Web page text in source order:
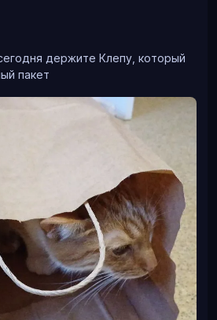
держите Клепу, который
пакет